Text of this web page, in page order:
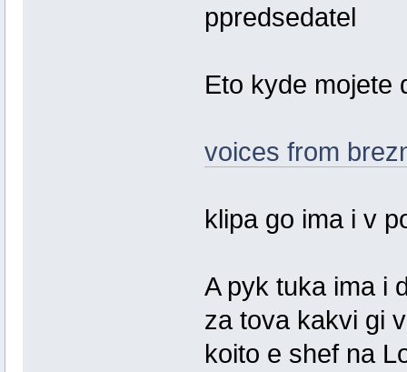
ppredsedatel
Eto kyde mojete
voices from
klipa go ima i v
A pyk tuka ima i
za tova kakvi gi
koito e shef na